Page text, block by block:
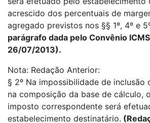
acrescido dos percentuais de
agregado previstos nos §§ 1º, 4º e
parágrafo dada pelo Convênio
26/07/2013).
Nota: Redação Anterior:
§ 2º Na impossibilidade de
na composição da base de cálculo,
imposto correspondente será
estabelecimento destinatário.